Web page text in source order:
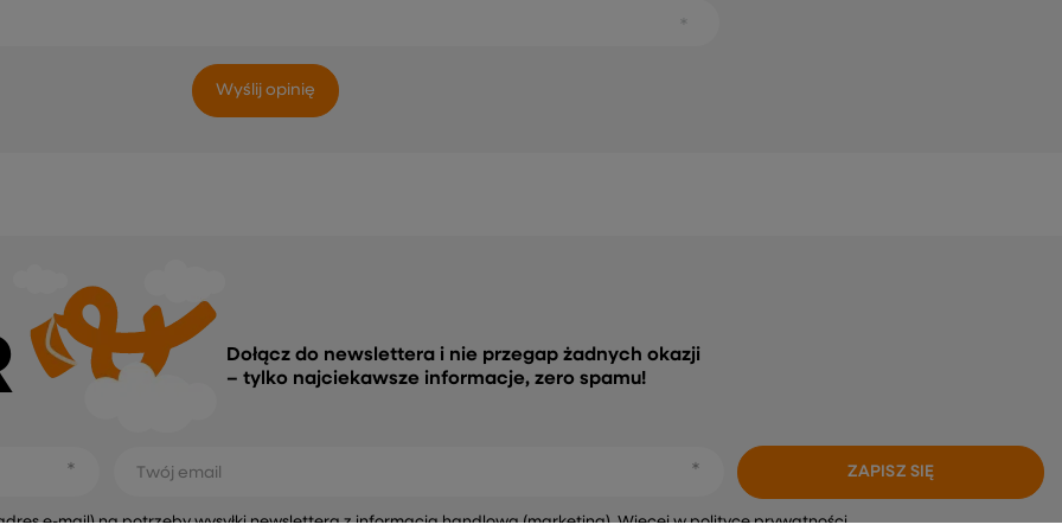
Wyślij opinię
Dołącz do newslettera i nie przegap żadnych okazji
– tylko najciekawsze informacje, zero spamu!
Twój email
e-mail) na potrzeby wysyłki newslettera z informacją handlową (marketing). Więcej wpolityce prywatności.
ZAPISZ SIĘ